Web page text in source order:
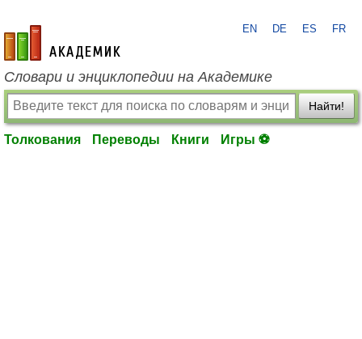
academic.ru
EN DE ES FR
Словари и энциклопедии на Академике
Найти!
Толкования Переводы Книги Игры ⚽